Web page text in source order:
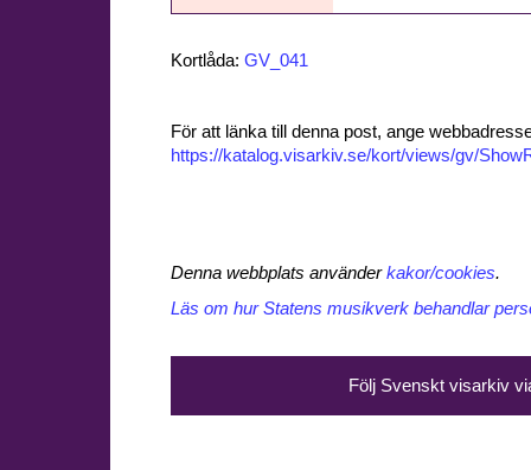
Kortlåda: GV_041
För att länka till denna post, ange
https://katalog.visarkiv.se/kort/views/gv/
Denna webbplats använderkakor/cookies.
Läs om hur Statens musikverk behandlar
Följ Svenskt visarkiv